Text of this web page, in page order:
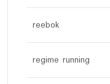
reebok
regime running